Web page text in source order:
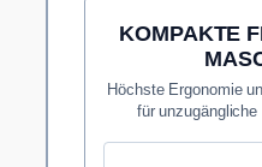
KOMPAKTE
Höchste Ergonomie
für